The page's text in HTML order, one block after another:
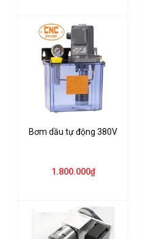
Bơm dầu tự động 380V
1.800.000₫